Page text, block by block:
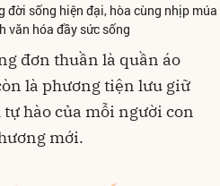
đời sống hiện đại, hòa cùng nhịp múa
văn hóa đầy sức sống
đơn thuần là quần áo
là phương tiện lưu giữ
hào của mỗi người con
mới.